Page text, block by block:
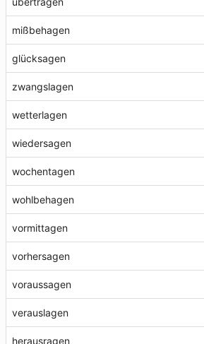
mißbehagen
glücksagen
zwangslagen
wetterlagen
wiedersagen
wochentagen
wohlbehagen
vormittagen
vorhersagen
voraussagen
verauslagen
herausragen